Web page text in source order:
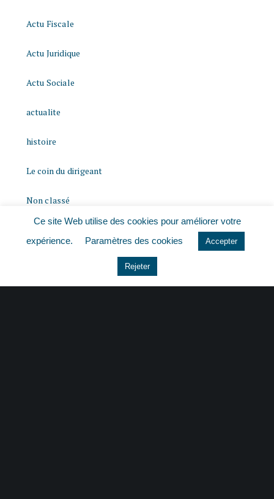
Actu Fiscale
Actu Juridique
Actu Sociale
actualite
histoire
Le coin du dirigeant
Non classé
Ce site Web utilise des cookies pour améliorer votre
expérience.
Paramètres des cookies Accepter
Rejeter